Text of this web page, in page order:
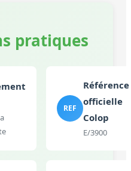
pratiques
REF
Référence
officielle
Colop
E/3900